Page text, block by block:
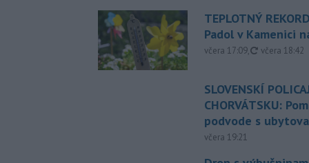
TEPLOTNÝ
Padol v Kamenici
včera 17:09, aktualizované
včera 18:42
SLOVENSKÍ
CHORVÁTSKU:
podvode s
včera 19:21